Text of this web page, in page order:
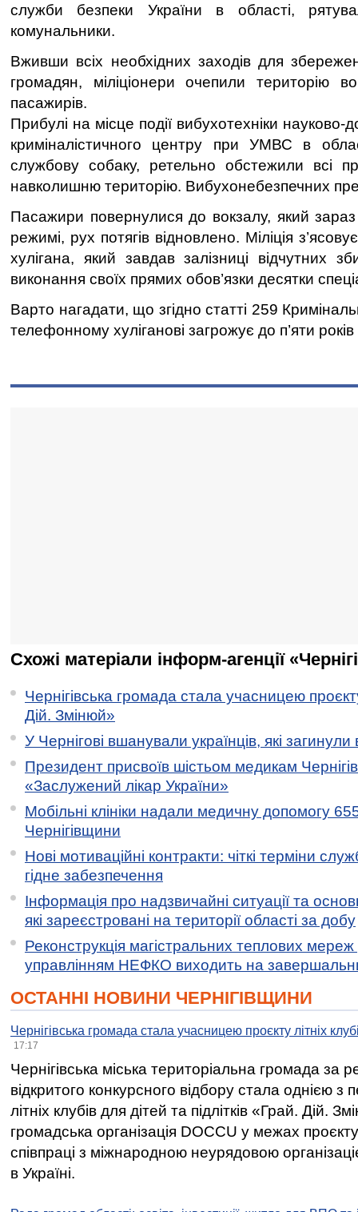
служби безпеки України в області,
комунальники.
Вживши всіх необхідних заходів для
громадян, міліціонери очепили територію
пасажирів.
Прибулі на місце події вибухотехніки науково-
криміналістичного центру при УМВС в
службову собаку, ретельно обстежили всі
навколишню територію. Вибухонебезпечних
Пасажири повернулися до вокзалу, який
режимі, рух потягів відновлено. Міліція
хулігана, який завдав залізниці відчутних
виконання своїх прямих обов’язки десятки
Варто нагадати, що згідно статті 259
телефонному хуліганові загрожує до п’яти років
Схожі матеріали інформ-агенції
Чернігівська громада стала учасницею
Дій. Змінюй»
У Чернігові вшанували українців, які загинули
Президент присвоїв шістьом медикам
«Заслужений лікар України»
Мобільні клініки надали медичну допомогу
Чернігівщини
Нові мотиваційні контракти: чіткі терміни
гідне забезпечення
Інформація про надзвичайні ситуації та
які зареєстровані на території області за добу
Реконструкція магістральних теплових мереж
управлінням НЕФКО виходить на
ОСТАННІ НОВИНИ ЧЕРНІГІВЩИНИ
Чернігівська громада стала учасницею проєкту літніх
17:17
Чернігівська міська територіальна громада за
відкритого конкурсного відбору стала однією
літніх клубів для дітей та підлітків «Грай. Дій.
громадська організація DOCCU у межах
співпраці з міжнародною неурядовою
в Україні.